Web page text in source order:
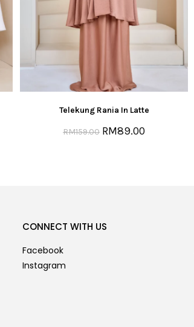
Telekung Rania In Latte
RM159.00 RM89.00
CONNECT WITH US
Facebook
Instagram